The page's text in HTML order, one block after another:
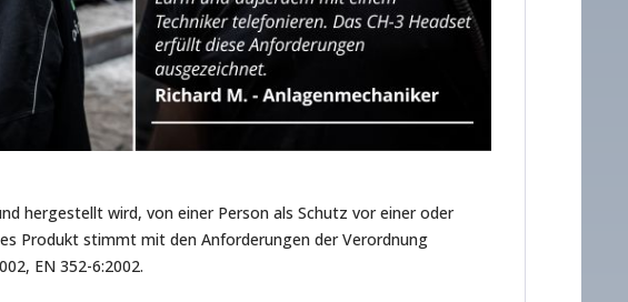
hergestellt wird, von einer Person als Schutz vor einer oder
Produkt stimmt mit den Anforderungen der Verordnung
EN 352-6:2002.